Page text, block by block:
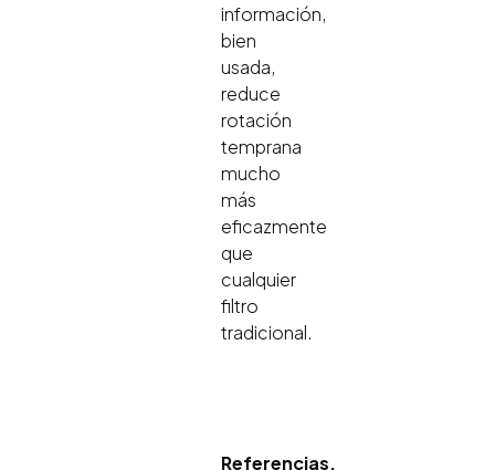
información,
bien
usada,
reduce
rotación
temprana
mucho
más
eficazmente
que
cualquier
filtro
tradicional.
Referencias.